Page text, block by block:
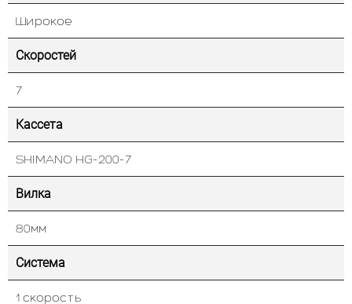
Широкое
Скоростей
7
Кассета
SHIMANO HG-200-7
Вилка
80мм
Система
1 скорость